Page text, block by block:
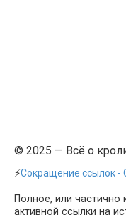
© 2025 — Всё о
⚡Сокращение ссылок -
Полное, или
активной ссылки на